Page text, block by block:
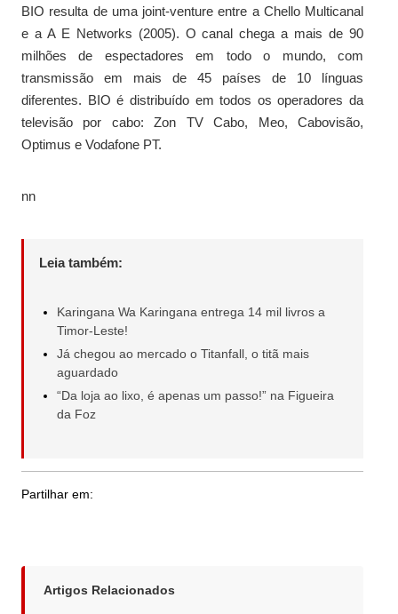
BIO resulta de uma joint-venture entre a Chello Multicanal
e a A E Networks (2005). O canal chega a mais de 90
milhões de espectadores em todo o mundo, com
transmissão em mais de 45 países de 10 línguas
diferentes. BIO é distribuído em todos os operadores da
televisão por cabo: Zon TV Cabo, Meo, Cabovisão,
Optimus e Vodafone PT.
nn
Leia também:
Karingana Wa Karingana entrega 14 mil livros a
Timor-Leste!
Já chegou ao mercado o Titanfall, o titã mais
aguardado
“Da loja ao lixo, é apenas um passo!” na Figueira
da Foz
Partilhar em:
Artigos Relacionados